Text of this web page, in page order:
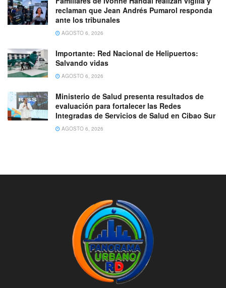
reclaman que Jean Andrés Pumarol responda
ante los tribunales
AGOSTO 6, 2026
Importante: Red Nacional de Helipuertos:
Salvando vidas
AGOSTO 6, 2026
Ministerio de Salud presenta resultados de
evaluación para fortalecer las Redes
Integradas de Servicios de Salud en Cibao Sur
AGOSTO 6, 2026